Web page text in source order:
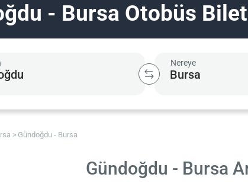
- Bursa Otobüs
Nereye
Gündoğdu - Bursa
Gündoğdu - Bursa